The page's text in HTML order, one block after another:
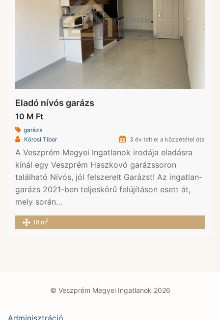
Eladó nívós garázs
10 M Ft
garázs
Kórosi Tibor
3 év telt el a közzététel óta
A Veszprém Megyei Ingatlanok irodája eladásra
kínál egy Veszprém Haszkovó garázssoron
található Nívós, jól felszerelt Garázst! Az ingatlan-
garázs 2021-ben teljeskörű felújításon esett át,
mely során…
18 m2
© Veszprém Megyei Ingatlanok 2026
Adminisztráció